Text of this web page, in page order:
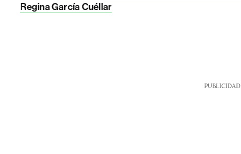
Regina García Cuéllar
PUBLICIDAD